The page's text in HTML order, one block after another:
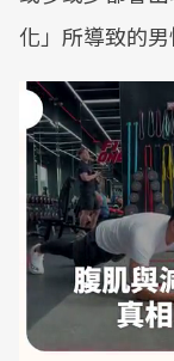
化」所導致的男